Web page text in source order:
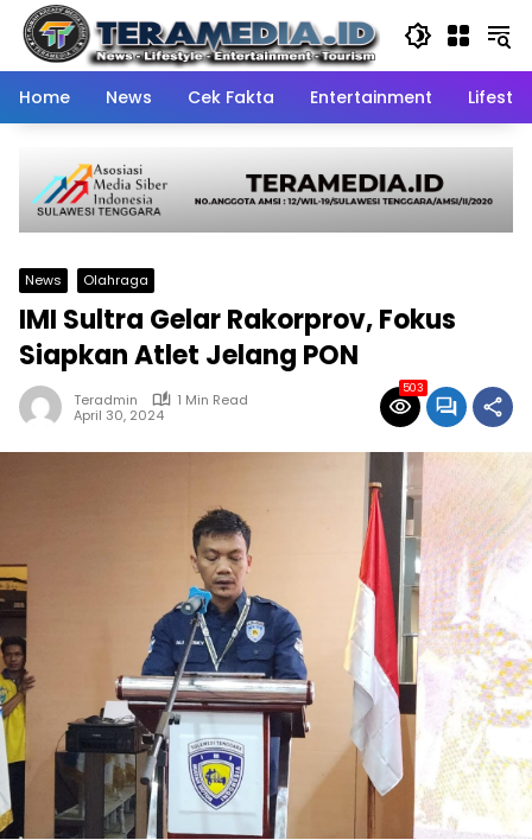
Skip
content
Home
News Cek Fakta Entertainment
News Olahraga
IMI Sultra Gelar Rakorprov, Fokus
Siapkan Atlet Jelang PON
Teradmin
1 Min Read
April 30, 2024
503